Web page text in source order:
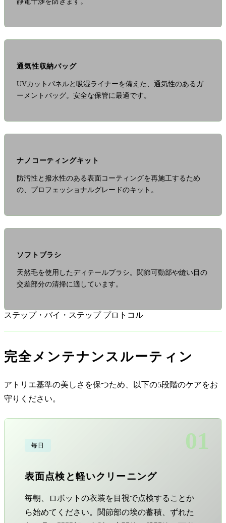
通気性収納バッグ
UVカットパネルと吸湿ライナーを備えた、通気性のあるガ
ーメントバッグ。安全な保管に最適です。
ナノコーティングキット
防汚性と撥水性のある表面コーティングを再施工するため
の、プロフェッショナルグレードのキット。
ソフトブラシ
天然毛を使用したディテールブラシ。関節可動部や縫い目の
交差部分の清掃に適しています。
ステップ・バイ・ステップ プロトコル
完全メンテナンスルーティン
アトリエ基準の美しさを保つため、以下の5段階のケアをお
守りください。
01
毎日
表面点検と軽いクリーニング
毎朝、ロボットの衣装を目視で点検することか
ら始めてください。関節部の埃の蓄積、ずれた